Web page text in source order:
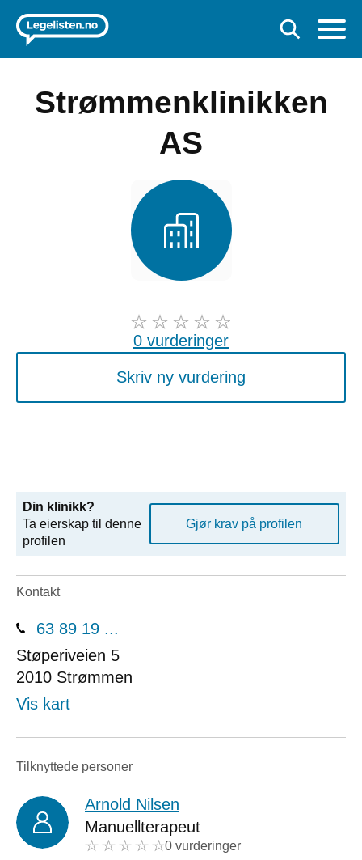
Strømmenklinikken
AS
0 vurderinger
Skriv ny vurdering
Din klinikk?
Ta eierskap til denne
profilen
Gjør krav på profilen
Kontakt
63 89 19 ...
Støperiveien 5
2010 Strømmen
Vis kart
Tilknyttede personer
Arnold Nilsen
Manuellterapeut
0 vurderinger